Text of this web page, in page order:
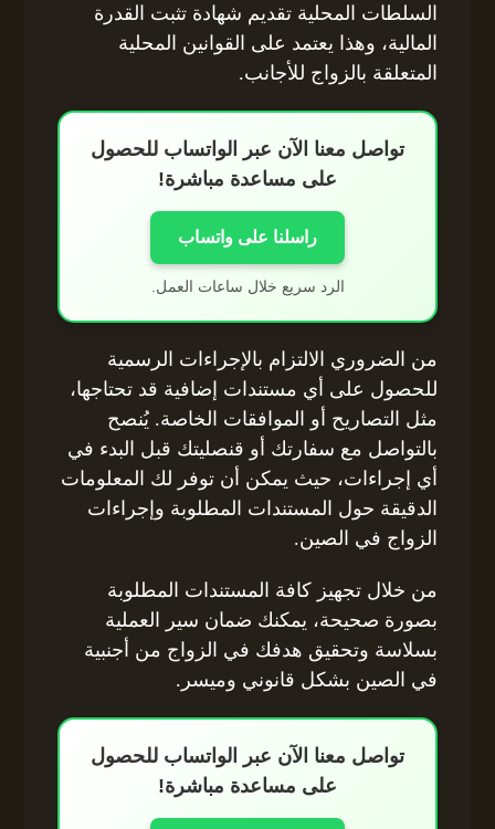
السلطات المحلية تقديم شهادة تثبت القدرة
المالية، وهذا يعتمد على القوانين المحلية
المتعلقة بالزواج للأجانب.
تواصل معنا الآن عبر الواتساب للحصول
على مساعدة مباشرة!
راسلنا على واتساب
الرد سريع خلال ساعات العمل.
من الضروري الالتزام بالإجراءات الرسمية
للحصول على أي مستندات إضافية قد تحتاجها،
مثل التصاريح أو الموافقات الخاصة. يُنصح
بالتواصل مع سفارتك أو قنصليتك قبل البدء في
أي إجراءات، حيث يمكن أن توفر لك المعلومات
الدقيقة حول المستندات المطلوبة وإجراءات
الزواج في الصين.
من خلال تجهيز كافة المستندات المطلوبة
بصورة صحيحة، يمكنك ضمان سير العملية
بسلاسة وتحقيق هدفك في الزواج من أجنبية
في الصين بشكل قانوني وميسر.
تواصل معنا الآن عبر الواتساب للحصول
على مساعدة مباشرة!